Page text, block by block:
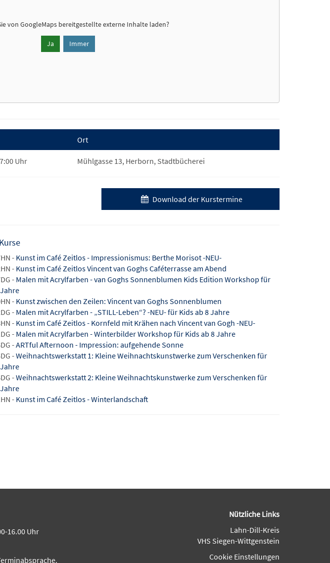
vonGoogleMaps bereitgestellte externe Inhalte laden?
Ja Immer
Ort
Uhr Mühlgasse 13, Herborn, Stadtbücherei
Download der Kurstermine
-Kunst im Café Zeitlos - Impressionismus: Berthe Morisot -NEU-
-Kunst im Café Zeitlos Vincent van Goghs Caféterrasse am Abend
- Malen mit Acrylfarben - van Goghs Sonnenblumen Kids Edition Workshop für
-Kunst zwischen den Zeilen: Vincent van Goghs Sonnenblumen
- Malen mit Acrylfarben - „STILL-Leben“? -NEU- für Kids ab 8 Jahre
-Kunst im Café Zeitlos - Kornfeld mit Krähen nach Vincent van Gogh -NEU-
- Malen mit Acrylfarben - Winterbilder Workshop für Kids ab 8 Jahre
-ARTful Afternoon - Impression: aufgehende Sonne
-Weihnachtswerkstatt 1: Kleine Weihnachtskunstwerke zum Verschenken für
-Weihnachtswerkstatt 2: Kleine Weihnachtskunstwerke zum Verschenken für
-Kunst im Café Zeitlos - Winterlandschaft
16.00 Uhr
Nützliche Links
Lahn-Dill-Kreis
VHS Siegen-Wittgenstein
Cookie Einstellungen